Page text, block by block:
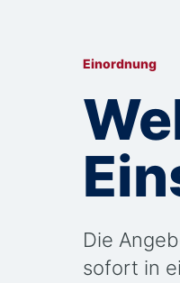
Einordnung
Die
sofort in